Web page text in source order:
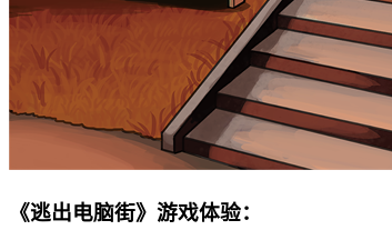
《逃出电脑街》游戏体验：